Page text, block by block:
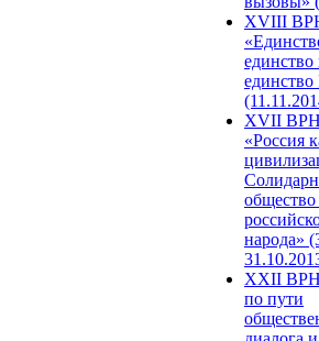
XVIII
единство
единство
XVII
«Россия
народа»
XXII
по пути